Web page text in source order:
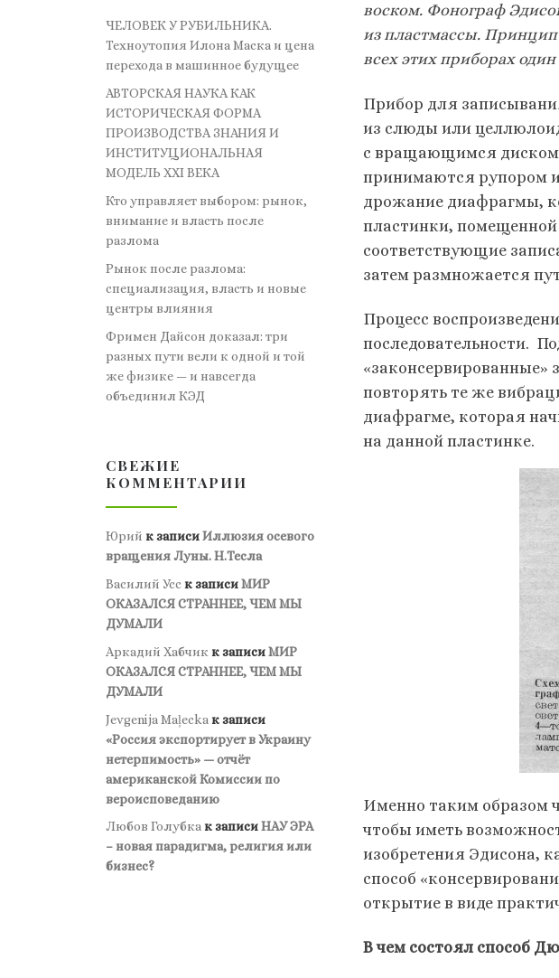
воском. Фонограф
из пластмассы. Принцип
всех этих приборах
Прибор для
из слюды или
с вращающимся
принимаются рупором
дрожание диафрагмы,
пластинки,
соответствующие
затем размножается
Процесс
последовательности.
«законсервированные»
повторять те же
диафрагме, которая
на данной пластинке.
Именно таким образом
чтобы иметь
изобретения Эдисона,
способ
открытие в виде
В чем состоял способ
ЧЕЛОВЕК У РУБИЛЬНИКА.
Техноутопия Илона Маска и цена
перехода в машинное будущее
АВТОРСКАЯ НАУКА КАК
ИСТОРИЧЕСКАЯ ФОРМА
ПРОИЗВОДСТВА ЗНАНИЯ И
ИНСТИТУЦИОНАЛЬНАЯ
МОДЕЛЬ XXI ВЕКА
Кто управляет выбором: рынок,
внимание и власть после
разлома
Рынок после разлома:
специализация, власть и новые
центры влияния
Фримен Дайсон доказал: три
разных пути вели к одной и той
же физике — и навсегда
объединил КЭД
СВЕЖИЕ
КОММЕНТАРИИ
Юрий к записиИллюзия осевого
вращения Луны. Н.Тесла
Василий Усс к записиМИР
ОКАЗАЛСЯ СТРАННЕЕ, ЧЕМ МЫ
ДУМАЛИ
Аркадий Хабчик к записиМИР
ОКАЗАЛСЯ СТРАННЕЕ, ЧЕМ МЫ
ДУМАЛИ
Jevgenija Maļecka к записи
«Россия экспортирует в Украину
нетерпимость» — отчёт
американской Комиссии по
вероисповеданию
Любов Голубкак записиНАУ ЭРА
– новая парадигма, религия или
бизнес?